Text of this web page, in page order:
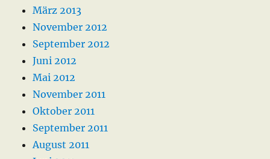
März 2013
November 2012
September 2012
Juni 2012
Mai 2012
November 2011
Oktober 2011
September 2011
August 2011